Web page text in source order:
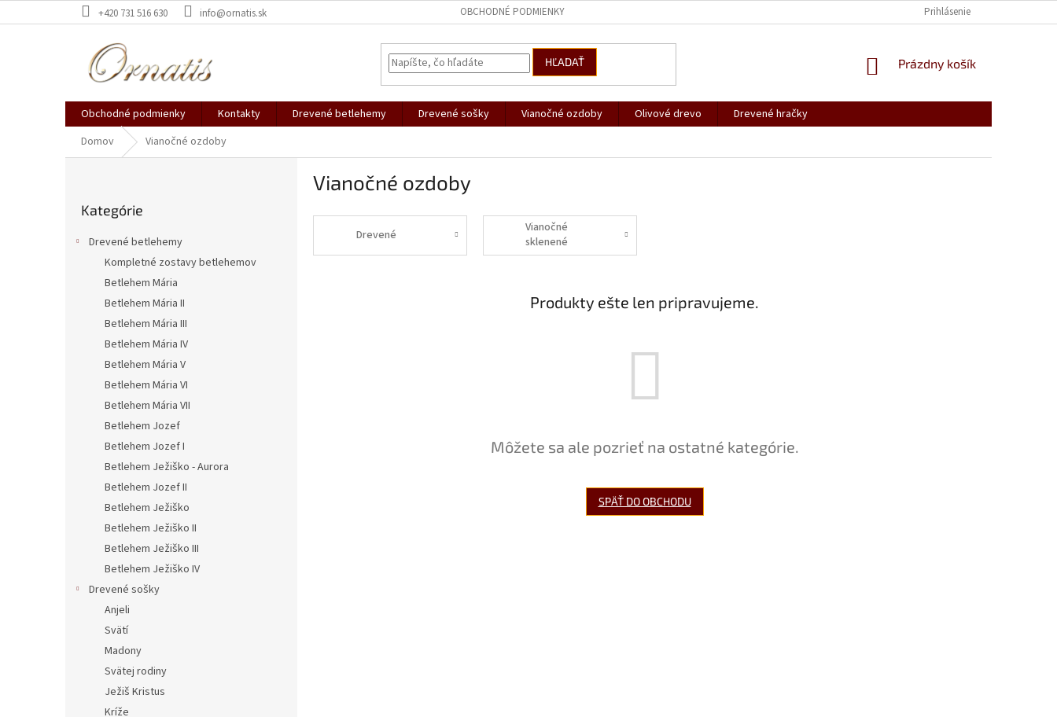
na
+420 731 516 630 info@ornatis.sk OBCHODNÉ PODMIENKY Prihlásenie
HĽADAŤ
NÁKUPNÝ
Prázdny košík
Obchodné podmienky Kontakty Drevené betlehemy Drevené sošky Vianočné ozdoby Olivové drevo
Drevené hračky
Domov
Vianočné ozdoby
kategórie
Kategórie
Drevené betlehemy
Kompletné zostavy betlehemov
Betlehem Mária
Betlehem Mária II
Betlehem Mária III
Betlehem Mária IV
Betlehem Mária V
Betlehem Mária VI
Betlehem Mária VII
Betlehem Jozef
Betlehem Jozef I
Betlehem Ježiško - Aurora
Betlehem Jozef II
Betlehem Ježiško
Betlehem Ježiško II
Betlehem Ježiško III
Betlehem Ježiško IV
Drevené sošky
Anjeli
Svätí
Madony
Svätej rodiny
Ježiš Kristus
Kríže
Vianočné ozdoby
Drevené
Vianočné
sklenené
ozdoby
Produkty ešte len pripravujeme.
Môžete sa ale pozrieť na ostatné kategórie.
SPÄŤ DO OBCHODU